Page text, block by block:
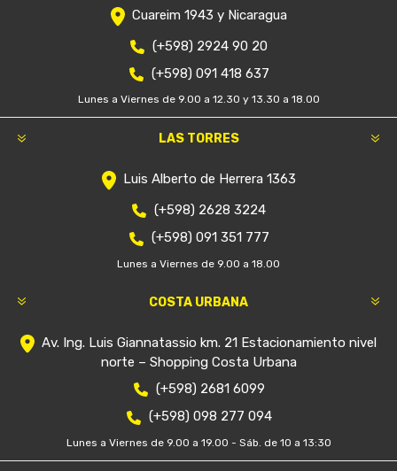
Cuareim 1943 y Nicaragua
(+598) 2924 90 20
(+598) 091 418 637
Lunes a Viernes de 9.00 a 12.30 y 13.30 a 18.00
LAS TORRES
Luis Alberto de Herrera 1363
(+598) 2628 3224
(+598) 091 351 777
Lunes a Viernes de 9.00 a 18.00
COSTA URBANA
Av. Ing. Luis Giannatassio km. 21 Estacionamiento nivel
norte – Shopping Costa Urbana
(+598) 2681 6099
(+598) 098 277 094
Lunes a Viernes de 9.00 a 19.00 - Sáb. de 10 a 13:30